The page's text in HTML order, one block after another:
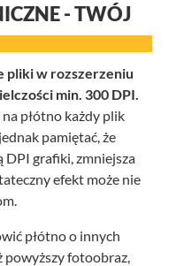
- TWÓJ
pliki w rozszerzeniu
min. 300 DPI.
płótno każdy plik
pamiętać, że
DPI grafiki, zmniejsza
efekt może nie
płótno o innych
fotoobraz,